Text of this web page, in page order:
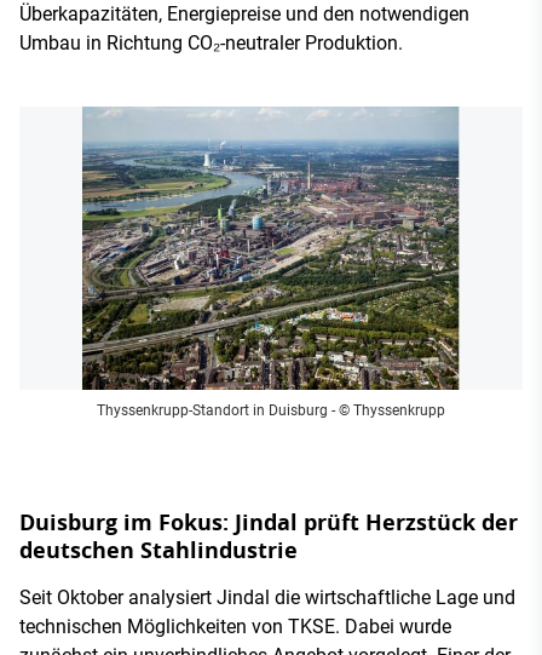
Überkapazitäten, Energiepreise und den notwendigen
Umbau in Richtung CO₂-neutraler Produktion.
Thyssenkrupp-Standort in Duisburg - © Thyssenkrupp
Duisburg im Fokus: Jindal prüft Herzstück der
deutschen Stahlindustrie
Seit Oktober analysiert Jindal die wirtschaftliche Lage und
technischen Möglichkeiten von TKSE. Dabei wurde